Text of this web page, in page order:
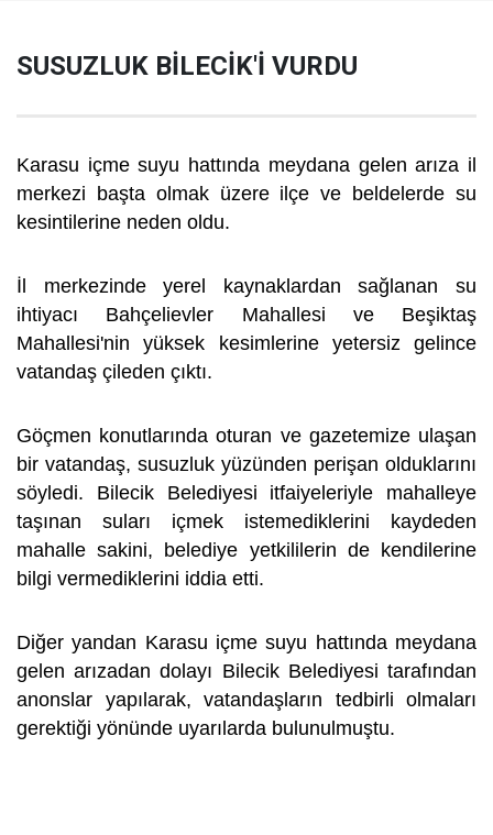
SUSUZLUK BİLECİK'İ VURDU
Karasu içme suyu hattında meydana gelen arıza il
merkezi başta olmak üzere ilçe ve beldelerde su
kesintilerine neden oldu.
İl merkezinde yerel kaynaklardan sağlanan su
ihtiyacı Bahçelievler Mahallesi ve Beşiktaş
Mahallesi'nin yüksek kesimlerine yetersiz gelince
vatandaş çileden çıktı.
Göçmen konutlarında oturan ve gazetemize ulaşan
bir vatandaş, susuzluk yüzünden perişan olduklarını
söyledi. Bilecik Belediyesi itfaiyeleriyle mahalleye
taşınan suları içmek istemediklerini kaydeden
mahalle sakini, belediye yetkililerin de kendilerine
bilgi vermediklerini iddia etti.
Diğer yandan Karasu içme suyu hattında meydana
gelen arızadan dolayı Bilecik Belediyesi tarafından
anonslar yapılarak, vatandaşların tedbirli olmaları
gerektiği yönünde uyarılarda bulunulmuştu.